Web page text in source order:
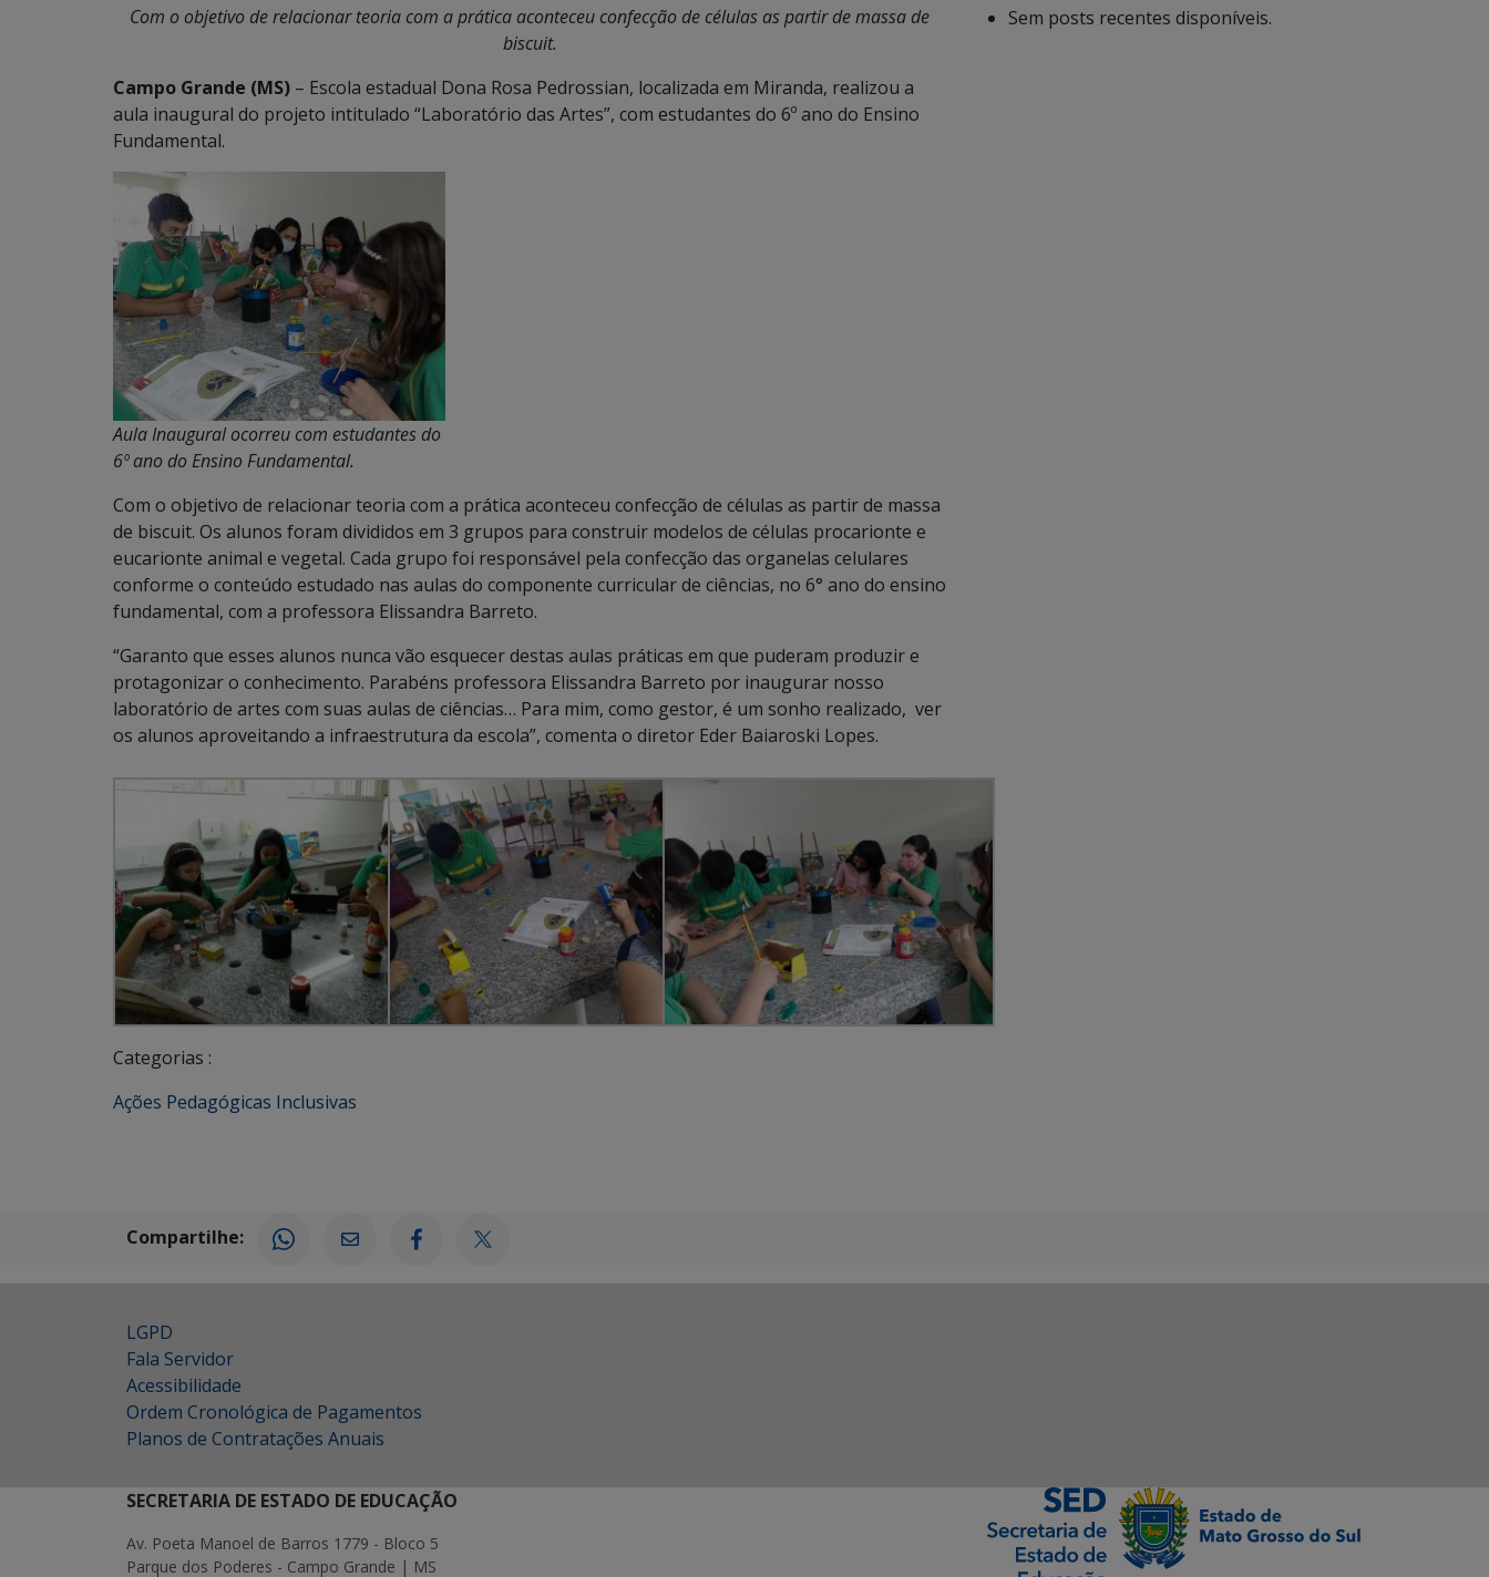
Com o objetivo de relacionar teoria com a prática aconteceu confecção de células as partir de massa de
biscuit.
Campo Grande (MS) – Escola estadual Dona Rosa Pedrossian, localizada em Miranda, realizou a
aula inaugural do projeto intitulado “Laboratório das Artes”, com estudantes do 6º ano do Ensino
Fundamental.
Aula Inaugural ocorreu com estudantes do
6º ano do Ensino Fundamental.
Com o objetivo de relacionar teoria com a prática aconteceu confecção de células as partir de massa
de biscuit. Os alunos foram divididos em 3 grupos para construir modelos de células procarionte e
eucarionte animal e vegetal. Cada grupo foi responsável pela confecção das organelas celulares
conforme o conteúdo estudado nas aulas do componente curricular de ciências, no 6° ano do ensino
fundamental, com a professora Elissandra Barreto.
“Garanto que esses alunos nunca vão esquecer destas aulas práticas em que puderam produzir e
protagonizar o conhecimento. Parabéns professora Elissandra Barreto por inaugurar nosso
laboratório de artes com suas aulas de ciências… Para mim, como gestor, é um sonho realizado, ver
os alunos aproveitando a infraestrutura da escola”, comenta o diretor Eder Baiaroski Lopes.
Categorias :
Ações Pedagógicas Inclusivas
Sem posts recentes disponíveis.
Compartilhe:
LGPD
Fala Servidor
Acessibilidade
Ordem Cronológica de Pagamentos
Planos de Contratações Anuais
SECRETARIA DE ESTADO DE EDUCAÇÃO
Av. Poeta Manoel de Barros 1779 - Bloco 5
Parque dos Poderes - Campo Grande | MS